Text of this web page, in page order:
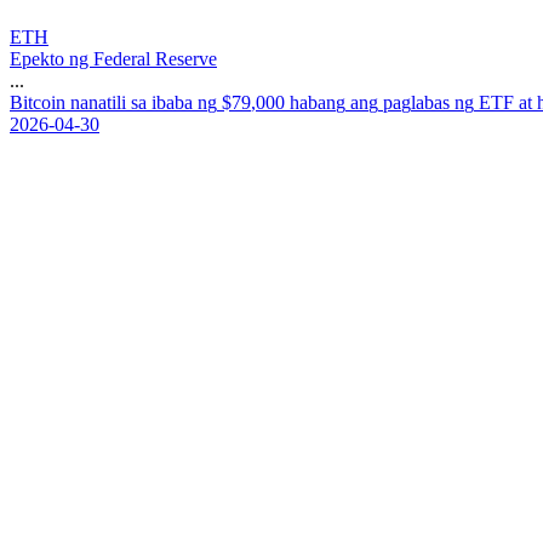
ETH
Epekto ng Federal Reserve
...
Bitcoin nanatili sa ibaba ng $79,000 habang ang paglabas ng ETF at
2026-04-30